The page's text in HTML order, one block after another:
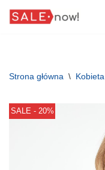
Strona główna \ Kobieta
SALE - 20%